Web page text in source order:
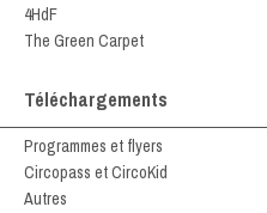
4HdF
The Green Carpet
Téléchargements
Programmes et flyers
Circopass et CircoKid
Autres